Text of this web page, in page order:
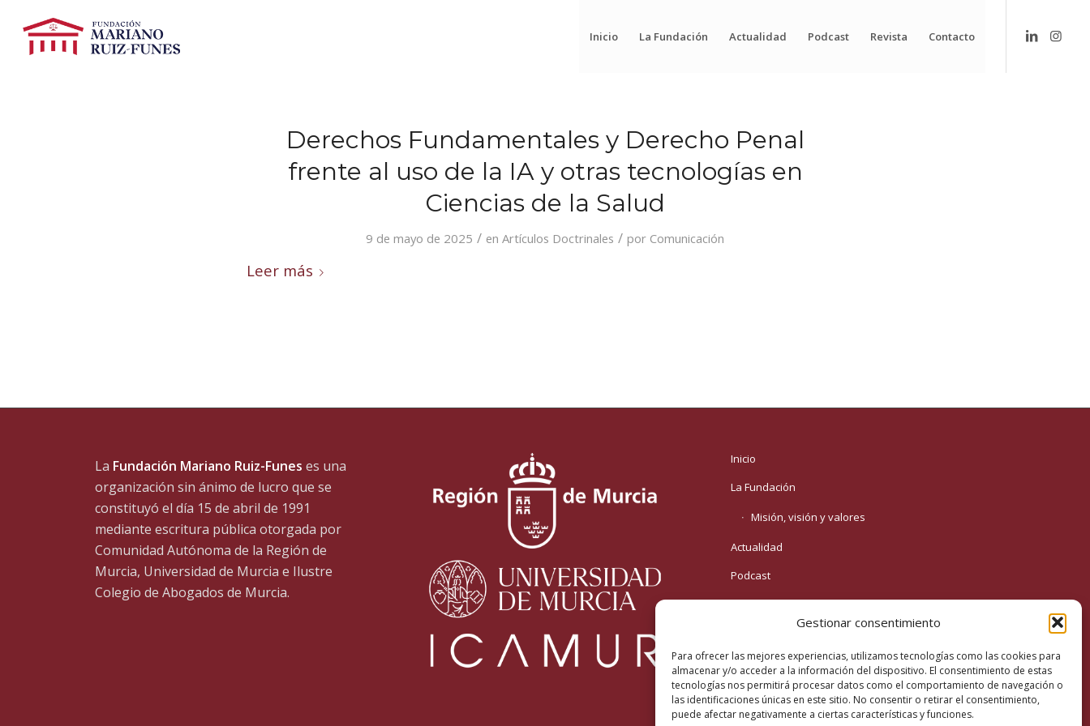
Gestionar consentimiento
Para ofrecer las mejores experiencias, utilizamos tecnologías como las cookies para
almacenar y/o acceder a la información del dispositivo. El consentimiento de estas
tecnologías nos permitirá procesar datos como el comportamiento de navegación o
las identificaciones únicas en este sitio. No consentir o retirar el consentimiento,
puede afectar negativamente a ciertas características y funciones.
Inicio La Fundación Actualidad Podcast Revista Contacto
Derechos Fundamentales y Derecho Penal
frente al uso de la IA y otras tecnologías en
Ciencias de la Salud
9 de mayo de 2025 / en Artículos Doctrinales / por Comunicación
Leer más
La Fundación Mariano Ruiz-Funes es una
organización sin ánimo de lucro que se
constituyó el día 15 de abril de 1991
mediante escritura pública otorgada por
Comunidad Autónoma de la Región de
Murcia, Universidad de Murcia e Ilustre
Colegio de Abogados de Murcia.
Inicio
La Fundación
Misión, visión y valores
Actualidad
Podcast
Revista